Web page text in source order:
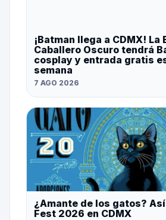
¡Batman llega a CDMX! La
Caballero Oscuro tendrá
cosplay y entrada gratis
semana
7 AGO 2026
¿Amante de los gatos?
Fest 2026 en CDMX